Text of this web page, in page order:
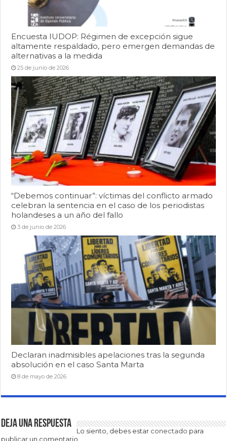
Encuesta IUDOP: Régimen de excepción sigue
altamente respaldado, pero emergen demandas de
alternativas a la medida
25 de junio de 2026
“Debemos continuar”: víctimas del conflicto armado
celebran la sentencia en el caso de los periodistas
holandeses a un año del fallo
3 de junio de 2026
Declaran inadmisibles apelaciones tras la segunda
absolución en el caso Santa Marta
8 de mayo de 2026
Deja una respuesta
Lo siento, debes estar conectado para
publicar un comentario.